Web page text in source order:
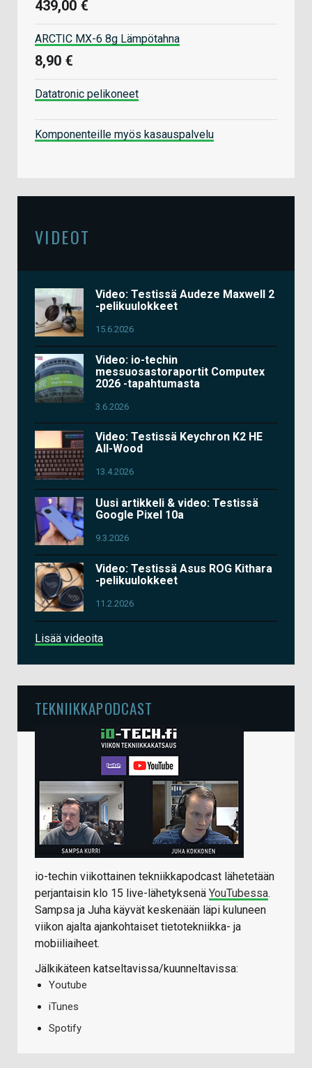
439,00 €
ARCTIC MX-6 8g Lämpötahna
8,90 €
Datatronic pelikoneet
Komponenteille myös kasauspalvelu
VIDEOT
Video: Testissä Audeze Maxwell 2
-pelikuulokkeet
15.6.2026
Video: io-techin
messuosastoraportit Computex
2026 -tapahtumasta
3.6.2026
Video: Testissä Keychron K2 HE
All-Wood
13.4.2026
Uusi artikkeli & video: Testissä
Google Pixel 10a
9.3.2026
Video: Testissä Asus ROG Kithara
-pelikuulokkeet
11.2.2026
Lisää videoita
TEKNIIKKAPODCAST
io-techin viikottainen tekniikkapodcast lähetetään
perjantaisin klo 15 live-lähetyksenä YouTubessa.
Sampsa ja Juha käyvät keskenään läpi kuluneen
viikon ajalta ajankohtaiset tietotekniikka- ja
mobiiliaiheet.
Jälkikäteen katseltavissa/kuunneltavissa:
Youtube
iTunes
Spotify